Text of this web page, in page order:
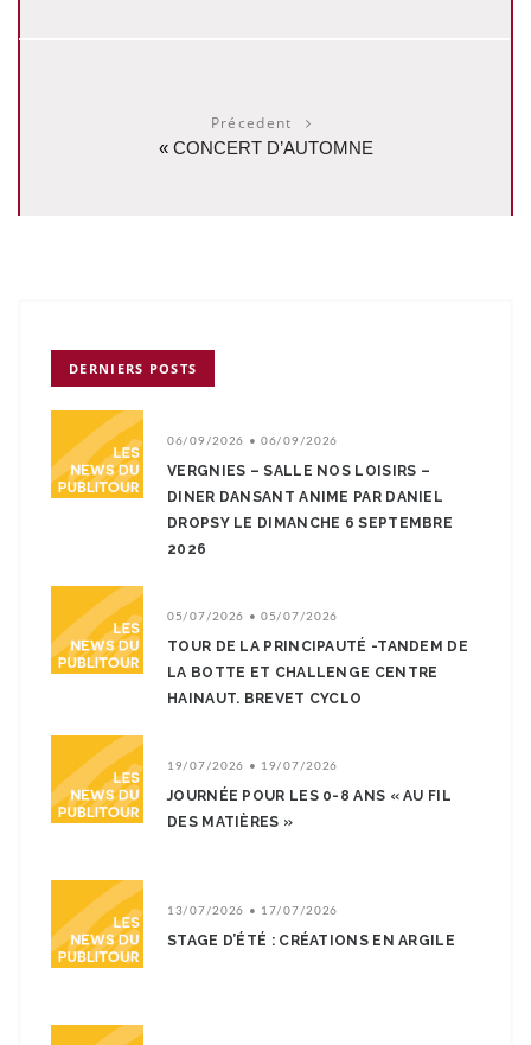
Précedent
« CONCERT D’AUTOMNE
DERNIERS POSTS
06/09/2026 • 06/09/2026
VERGNIES – SALLE NOS LOISIRS –
DINER DANSANT ANIME PAR DANIEL
DROPSY LE DIMANCHE 6 SEPTEMBRE
2026
05/07/2026 • 05/07/2026
TOUR DE LA PRINCIPAUTÉ -TANDEM DE
LA BOTTE ET CHALLENGE CENTRE
HAINAUT. BREVET CYCLO
19/07/2026 • 19/07/2026
JOURNÉE POUR LES 0-8 ANS « AU FIL
DES MATIÈRES »
13/07/2026 • 17/07/2026
STAGE D’ÉTÉ : CRÉATIONS EN ARGILE